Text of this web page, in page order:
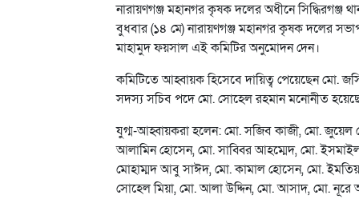
নারায়ণগঞ্জ মহানগর কৃষক দলের অধীনে সিদ্ধিরগঞ্জ
বুধবার (১৪ মে) নারায়ণগঞ্জ মহানগর কৃষক দলের
মাহামুদ ফয়সাল এই কমিটির অনুমোদন দেন।
কমিটিতে আহ্বায়ক হিসেবে দায়িত্ব পেয়েছেন মো.
সদস্য সচিব পদে মো. সোহেল রহমান মনোনীত
যুগ্ম-আহ্বায়করা হলেন: মো. সজিব কাজী, মো.
আলামিন হোসেন, মো. সাব্বির আহম্মেদ, মো.
মোহাম্মদ আবু সাঈদ, মো. কামাল হোসেন, মো.
সোহেল মিয়া, মো. আলা উদ্দিন, মো. আসাদ, মো.